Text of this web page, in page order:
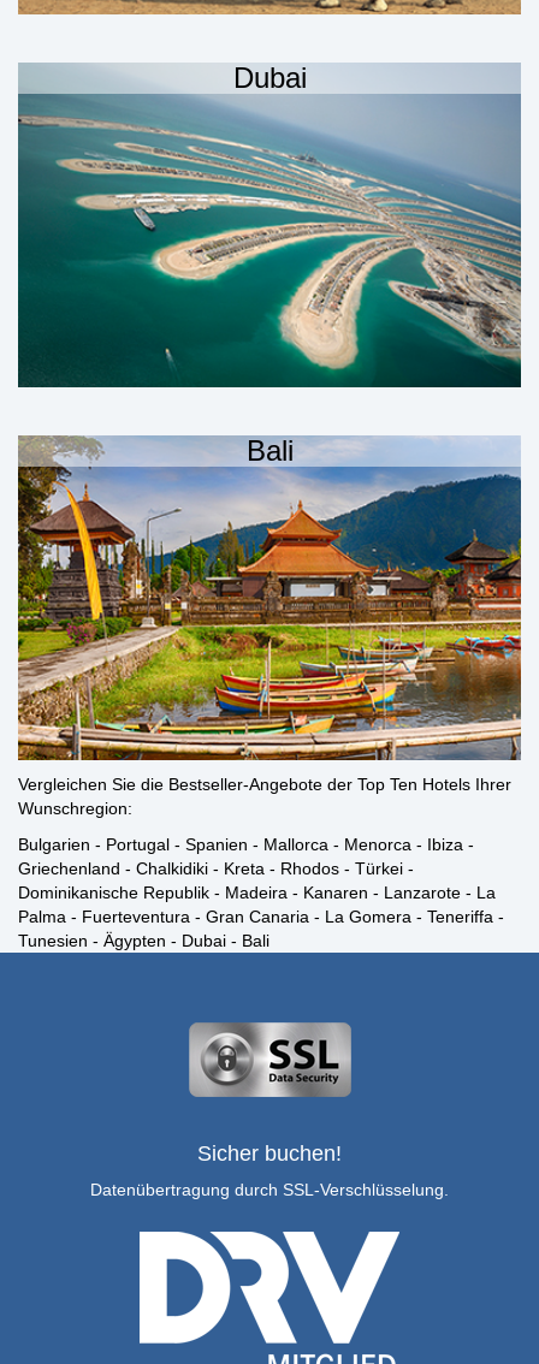
Dubai
Bali
Vergleichen Sie die Bestseller-Angebote der Top Ten Hotels Ihrer
Wunschregion:
Bulgarien - Portugal - Spanien - Mallorca - Menorca - Ibiza -
Griechenland - Chalkidiki - Kreta - Rhodos - Türkei -
Dominikanische Republik - Madeira - Kanaren - Lanzarote - La
Palma - Fuerteventura - Gran Canaria - La Gomera - Teneriffa -
Tunesien - Ägypten - Dubai - Bali
Sicher buchen!
Datenübertragung durch SSL-Verschlüsselung.